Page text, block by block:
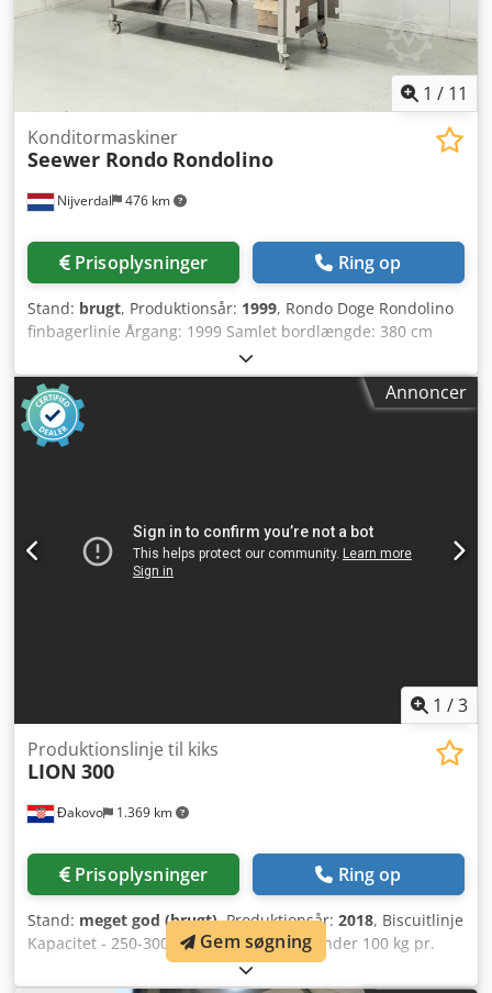
1 / 11
Nijverdal 476 km
Konditormaskiner
Seewer Rondo Rondolino
Prisoplysninger Ring op
Stand: brugt, Produktionsår: 1999, Rondo Doge Rondolino
finbagerlinie Årgang: 1999 Samlet bordlængde: 380 cm
Crjdjxvx Tfjpfx Acyof Båndbredde: 635 mm Skærestation
Fuldt udstyr Guillotine ZGM635.A Billeder FØR rengøring
Annoncer
1 /3
Đakovo 1.369 km
Produktionslinje til kiks
LION 300
Prisoplysninger Ring op
Stand: meget god (brugt), Produktionsår: 2018, Biscuitlinje
Kapacitet - 250-300 kg/t År - 2018 Dejblander 100 kg pr.
batch, Biscuit rotary moulder 800 mm bredde, Cjdpsw
Gem søgning